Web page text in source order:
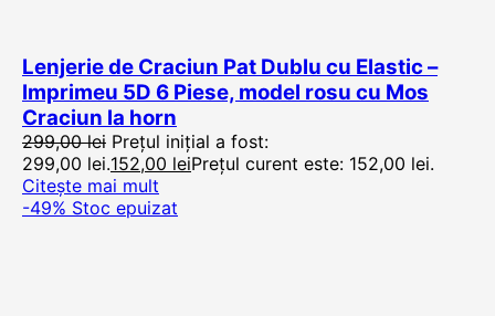
Lenjerie de Craciun Pat Dublu cu Elastic –
Imprimeu 5D 6 Piese, model rosu cu Mos
Craciun la horn
299,00lei Prețul inițial a fost:
299,00 lei.152,00 leiPrețul curent este: 152,00 lei.
Citește mai mult
-49% Stoc epuizat